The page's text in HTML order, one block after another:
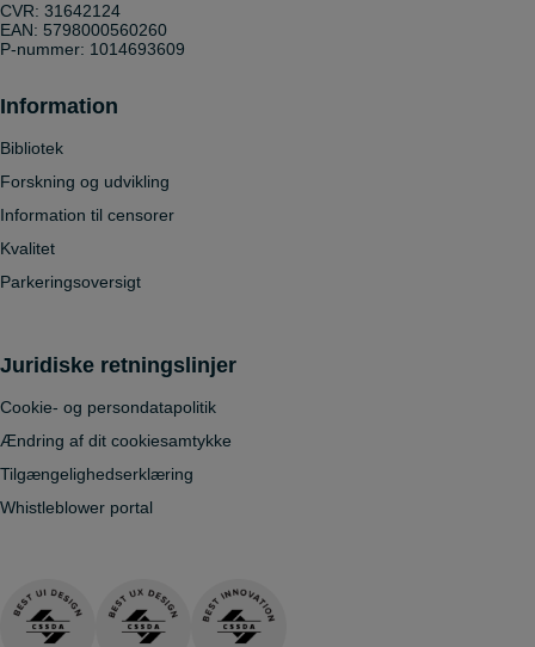
CVR: 31642124
EAN: 5798000560260
P-nummer: 1014693609
Information
Bibliotek
Forskning og udvikling
Information til censorer
Kvalitet
Parkeringsoversigt
Juridiske retningslinjer
Cookie- og persondatapolitik
Ændring af dit cookiesamtykke
Tilgængelighedserklæring
Whistleblower portal